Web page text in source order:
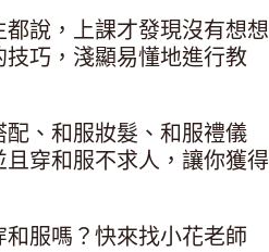
說，上課才發現沒有想想
巧，淺顯易懂地進行教
、和服妝髮、和服禮儀
穿和服不求人，讓你獲得
服嗎？快來找小花老師